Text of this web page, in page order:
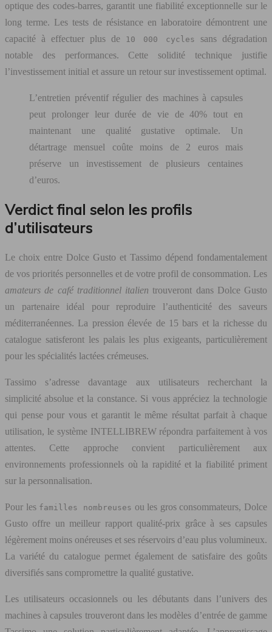
optique des codes-barres, garantit une fiabilité exceptionnelle sur le
long terme. Les tests de résistance en laboratoire démontrent une
capacité à effectuer plus de
10 000 cycles
sans dégradation
notable des performances. Cette solidité technique justifie
l’investissement initial et assure un retour sur investissement optimal.
L’entretien préventif régulier des machines à capsules
peut prolonger leur durée de vie de 40% tout en
maintenant une qualité gustative optimale. Un
détartrage mensuel coûte moins de 2 euros mais
préserve un investissement de plusieurs centaines
d’euros.
Verdict final selon les profils
d’utilisateurs
Le choix entre Dolce Gusto et Tassimo dépend fondamentalement
de vos priorités personnelles et de votre profil de consommation. Les
amateurs de café traditionnel italien trouveront dans Dolce Gusto
un partenaire idéal pour reproduire l’authenticité des saveurs
méditerranéennes. La pression élevée de 15 bars et la richesse du
catalogue satisferont les palais les plus exigeants, particulièrement
pour les spécialités lactées crémeuses.
Tassimo s’adresse davantage aux utilisateurs recherchant la
simplicité absolue et la constance. Si vous appréciez la technologie
qui pense pour vous et garantit le même résultat parfait à chaque
utilisation, le système INTELLIBREW répondra parfaitement à vos
attentes. Cette approche convient particulièrement aux
environnements professionnels où la rapidité et la fiabilité priment
sur la personnalisation.
Pour les familles nombreuses ou les gros consommateurs, Dolce
Gusto offre un meilleur rapport qualité-prix grâce à ses capsules
légèrement moins onéreuses et ses réservoirs d’eau plus volumineux.
La variété du catalogue permet également de satisfaire des goûts
diversifiés sans compromettre la qualité gustative.
Les utilisateurs occasionnels ou les débutants dans l’univers des
machines à capsules trouveront dans les modèles d’entrée de gamme